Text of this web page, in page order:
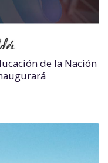
de la Nación